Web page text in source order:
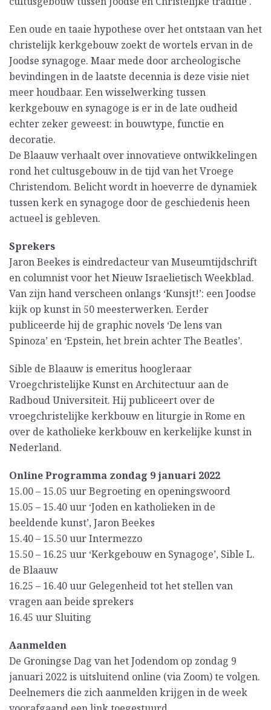
Een oude en taaie hypothese over het ontstaan van het
christelijk kerkgebouw zoekt de wortels ervan in de
Joodse synagoge. Maar mede door archeologische
bevindingen in de laatste decennia is deze visie niet
meer houdbaar. Een wisselwerking tussen
kerkgebouw en synagoge is er in de late oudheid
echter zeker geweest: in bouwtype, functie en
decoratie.
De Blaauw verhaalt over innovatieve ontwikkelingen
rond het cultusgebouw in de tijd van het Vroege
Christendom. Belicht wordt in hoeverre de dynamiek
tussen kerk en synagoge door de geschiedenis heen
actueel is gebleven.
Sprekers
Jaron Beekes is eindredacteur van Museumtijdschrift
en columnist voor het Nieuw Israelietisch Weekblad.
Van zijn hand verscheen onlangs ‘Kunsjt!’: een Joodse
kijk op kunst in 50 meesterwerken. Eerder
publiceerde hij de graphic novels ‘De lens van
Spinoza’ en ‘Epstein, het brein achter The Beatles’.
Sible de Blaauw is emeritus hoogleraar
Vroegchristelijke Kunst en Architectuur aan de
Radboud Universiteit. Hij publiceert over de
vroegchristelijke kerkbouw en liturgie in Rome en
over de katholieke kerkbouw en kerkelijke kunst in
Nederland.
Online Programma zondag 9 januari 2022
15.00 – 15.05 uur Begroeting en openingswoord
15.05 – 15.40 uur ‘Joden en katholieken in de
beeldende kunst’, Jaron Beekes
15.40 – 15.50 uur Intermezzo
15.50 – 16.25 uur ‘Kerkgebouw en Synagoge’, Sible L.
de Blaauw
16.25 – 16.40 uur Gelegenheid tot het stellen van
vragen aan beide sprekers
16.45 uur Sluiting
Aanmelden
De Groningse Dag van het Jodendom op zondag 9
januari 2022 is uitsluitend online (via Zoom) te volgen.
Deelnemers die zich aanmelden krijgen in de week